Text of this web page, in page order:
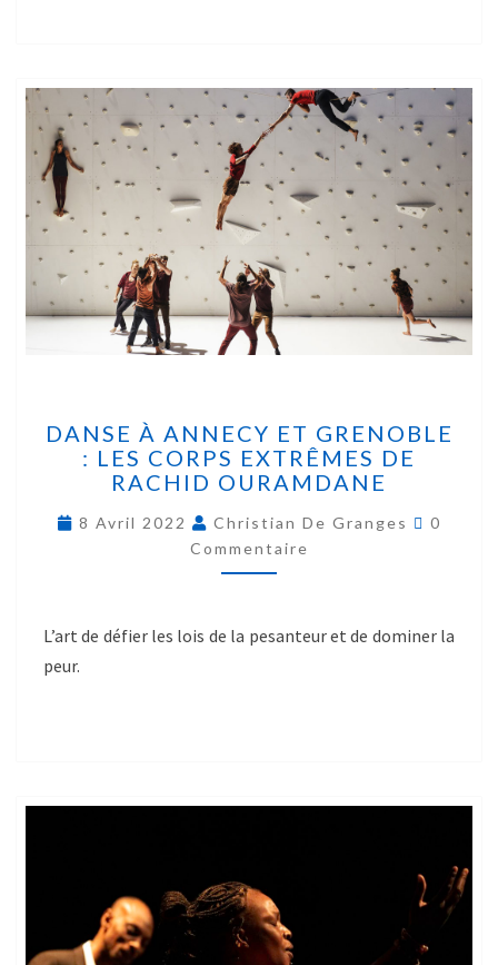
DANSE À ANNECY ET GRENOBLE
: LES CORPS EXTRÊMES DE
RACHID OURAMDANE
8 Avril 2022 Christian De Granges
0
Commentaire
L’art de défier les lois de la pesanteur et de dominer la
peur.